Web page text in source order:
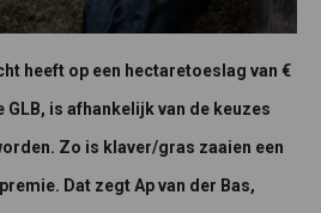
heeft op een hectaretoeslag van €
GLB, is afhankelijk van de keuzes
Zo is klaver/gras zaaien een
Dat zegt Ap van der Bas,